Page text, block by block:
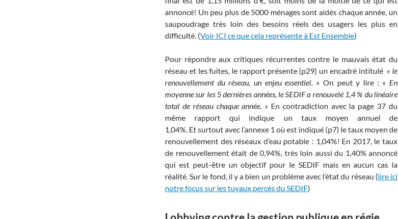
annoncé! Un peu plus de 5000 ménages sont aidés chaque année, un
saupoudrage très loin des besoins réels des usagers les plus en
difficulté. (Voir ICI ce que cela représente à Est Ensemble)
Pour répondre aux critiques récurrentes contre le mauvais état du
réseau et les fuites, le rapport présente (p29) un encadré intitulé « le
renouvellement du réseau, un enjeu essentiel. » On peut y lire : « En
moyenne sur les 5 dernières années, le SEDIF a renouvelé 1,4 % du linéaire
total de réseau chaque année. » En contradiction avec la page 37 du
même rapport qui indique un taux moyen annuel de
1,04%. Et surtout avec l’annexe 1 où est indiqué (p7) le taux moyen de
renouvellement des réseaux d’eau potable : 1,04%! En 2017, le taux
de renouvellement était de 0,94%, très loin aussi du 1,40% annoncé
qui est peut-être un objectif pour le SEDIF mais en aucun cas la
réalité. Sur le fond, il y a bien un problème avec l’état du réseau (lire ici
notre focus sur les tuyaux percés du SEDIF)